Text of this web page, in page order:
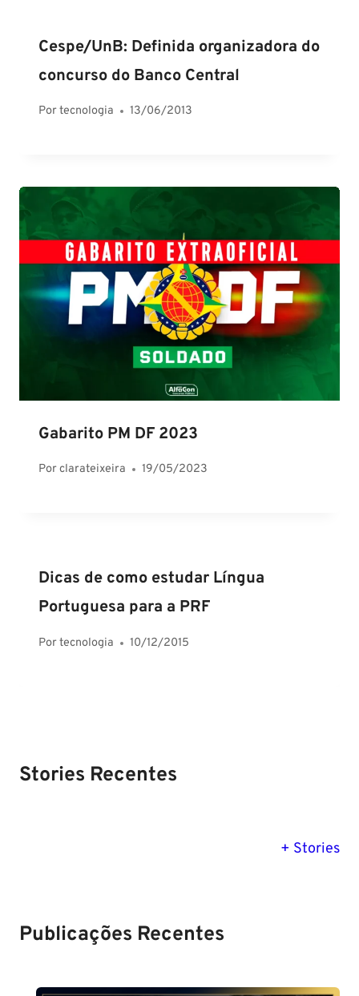
Cespe/UnB: Definida organizadora do
concurso do Banco Central
Portecnologia 13/06/2013
Gabarito PM DF 2023
Porclarateixeira 19/05/2023
Dicas de como estudar Língua
Portuguesa para a PRF
Portecnologia 10/12/2015
Stories Recentes
+ Stories
MG:
Publicações Recentes